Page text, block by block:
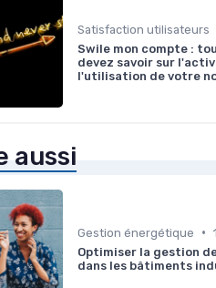
Satisfaction utilisateurs
Swile mon compte :
devez savoir sur
l'utilisation de votre
aussi
Gestion énergétique •
Optimiser la gestion
dans les bâtiments